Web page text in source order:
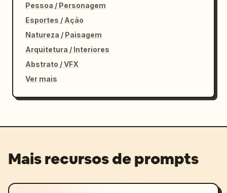
Pessoa / Personagem
Esportes / Ação
Natureza / Paisagem
Arquitetura / Interiores
Abstrato / VFX
Ver mais
Mais recursos de prompts